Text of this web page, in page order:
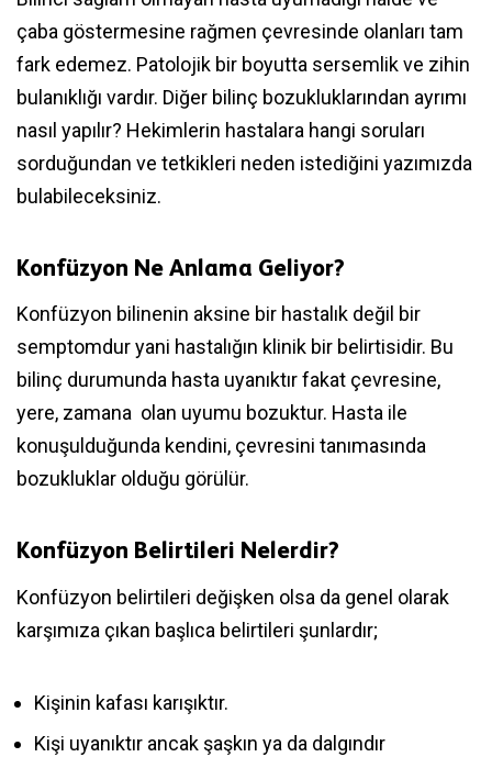
çaba göstermesine rağmen çevresinde olanları tam
fark edemez. Patolojik bir boyutta sersemlik ve zihin
bulanıklığı vardır. Diğer bilinç bozukluklarından ayrımı
nasıl yapılır? Hekimlerin hastalara hangi soruları
sorduğundan ve tetkikleri neden istediğini yazımızda
bulabileceksiniz.
Konfüzyon Ne Anlama Geliyor?
Konfüzyon bilinenin aksine bir hastalık değil bir
semptomdur yani hastalığın klinik bir belirtisidir. Bu
bilinç durumunda hasta uyanıktır fakat çevresine,
yere, zamana olan uyumu bozuktur. Hasta ile
konuşulduğunda kendini, çevresini tanımasında
bozukluklar olduğu görülür.
Konfüzyon Belirtileri Nelerdir?
Konfüzyon belirtileri değişken olsa da genel olarak
karşımıza çıkan başlıca belirtileri şunlardır;
Kişinin kafası karışıktır.
Kişi uyanıktır ancak şaşkın ya da dalgındır